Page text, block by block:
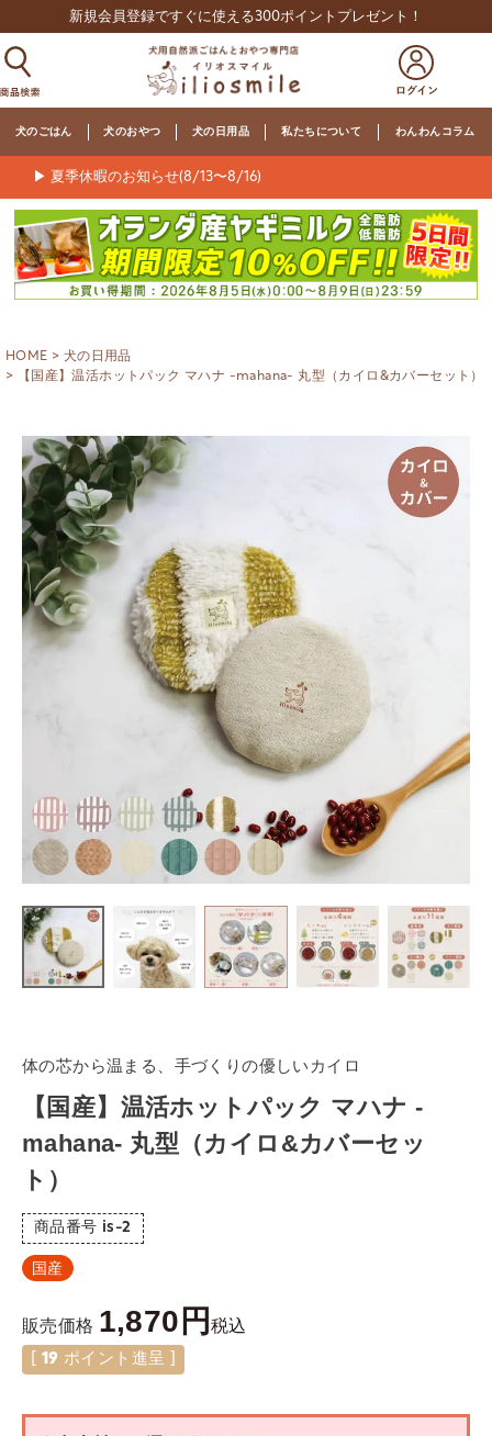
新規会員登録ですぐに使える300ポイントプレゼント！
犬のごはん 犬のおやつ 犬の日用品 私たちについて わんわんコラム
▶ 夏季休暇のお知らせ(8/13〜8/16)
HOME
犬の日用品
【国産】温活ホットパック マハナ -mahana- 丸型（カイロ&カバーセット）
体の芯から温まる、手づくりの優しいカイロ
【国産】温活ホットパック マハナ -
mahana- 丸型（カイロ&カバーセッ
ト）
商品番号 is-2
国産
販売価格 1,870 税込
19 ポイント進呈 ]